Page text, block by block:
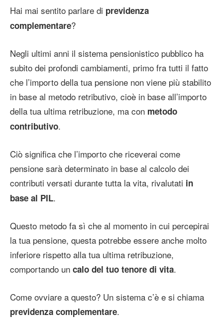
Hai mai sentito parlare di previdenza
complementare?
Negli ultimi anni il sistema pensionistico pubblico ha
subito dei profondi cambiamenti, primo fra tutti il fatto
che l’importo della tua pensione non viene più stabilito
in base al metodo retributivo, cioè in base all’importo
della tua ultima retribuzione, ma con metodo
contributivo.
Ciò significa che l’importo che riceverai come
pensione sarà determinato in base al calcolo dei
contributi versati durante tutta la vita, rivalutati in
base al PIL.
Questo metodo fa sì che al momento in cui percepirai
la tua pensione, questa potrebbe essere anche molto
inferiore rispetto alla tua ultima retribuzione,
comportando un calo del tuo tenore di vita.
Come ovviare a questo? Un sistema c’è e si chiama
previdenza complementare.